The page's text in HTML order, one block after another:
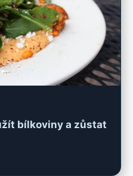
bílkoviny a zůstat